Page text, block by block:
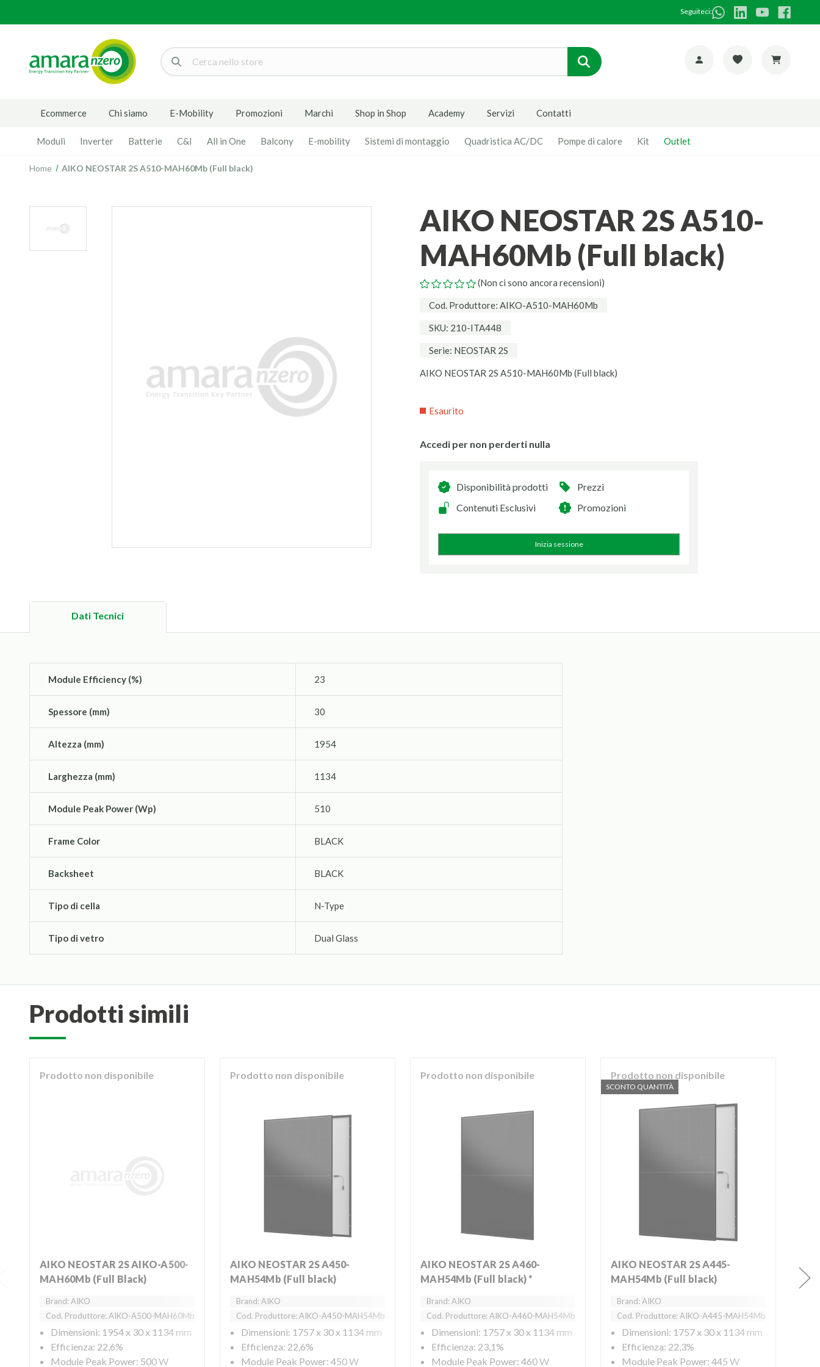
Seguiteci:
Cerca
Ecommerce Chi siamo E-Mobility Promozioni Marchi Shop in Shop Academy Servizi Contatti
Moduli Inverter Batterie C&I All in One Balcony E-mobility Sistemi di montaggio Quadristica AC/DC Pompe di calore Kit Outlet
Home AIKO NEOSTAR 2S A510-MAH60Mb (Full black)
AIKO NEOSTAR 2S A510-
MAH60Mb (Full black)
(Non ci sono ancora recensioni)
Cod. Produttore: AIKO-A510-MAH60Mb
SKU: 210-ITA448
Serie: NEOSTAR 2S
AIKO NEOSTAR 2S A510-MAH60Mb (Full black)
Esaurito
Accedi per non perderti nulla
Disponibilità prodotti
Prezzi
Contenuti Esclusivi
Promozioni
Inizia sessione
Dati Tecnici
Module Efficiency (%) 23
Spessore (mm) 30
Altezza (mm) 1954
Larghezza (mm) 1134
Module Peak Power (Wp) 510
Frame Color BLACK
Backsheet BLACK
Tipo di cella N-Type
Tipo di vetro Dual Glass
prodotti simili
Prodotto non disponibile
AIKO NEOSTAR 2S AIKO-A500-
MAH60Mb (Full Black)
Brand: AIKO
Cod. Produttore: AIKO-A500-MAH60Mb
Dimensioni: 1954 x 30 x 1134 mm
Efficienza: 22,6%
Module Peak Power: 500 W
Prodotto non disponibile
AIKO NEOSTAR 2S A450-
MAH54Mb (Full black)
Brand: AIKO
Cod. Produttore: AIKO-A450-MAH54Mb
Dimensioni: 1757 x 30 x 1134 mm
Efficienza: 22,6%
Module Peak Power: 450 W
Prodotto non disponibile
AIKO NEOSTAR 2S A460-
MAH54Mb (Full black) *
Brand: AIKO
Cod. Produttore: AIKO-A460-MAH54Mb
Dimensioni: 1757 x 30 x 1134 mm
Efficienza: 23,1%
Module Peak Power: 460 W
Prodotto non disponibile
SCONTO QUANTITÀ
AIKO NEOSTAR 2S A445-
MAH54Mb (Full black)
Brand: AIKO
Cod. Produttore: AIKO-A445-MAH54Mb
Dimensioni: 1757 x 30 x 1134 mm
Efficienza: 22,3%
Module Peak Power: 445 W
AIKO NEOSTAR 2S A440-